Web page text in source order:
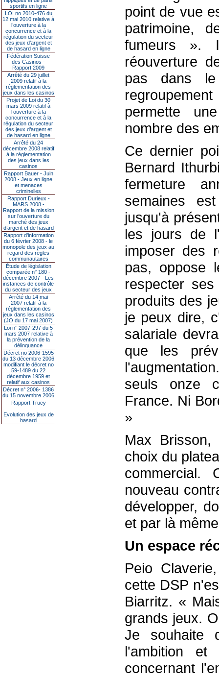
sportifs en ligne
LOI no 2010-476 du
12 mai 2010 relative à
l’ouverture à la
concurrence et à la
régulation du secteur
des jeux d’argent et
de hasard en ligne
Fédération Suisse
des Casinos -
Rapport 2009
Arrêté du 29 juillet
2009 relatif à la
réglementation des
jeux dans les casinos
Projet de Loi du 30
mars 2009 relatif à
l’ouverture à la
concurrence et à la
régulation du secteur
des jeux d’argent et
de hasard en ligne
Arrêté du 24
décembre 2008 relatif
à la réglementation
des jeux dans les
casinos
Rapport Bauer - Juin
2008 - Jeux en ligne
et menaces
criminelles
Rapport Durieux -
MARS 2008 -
Rapport de la mission
sur l’ouverture du
marché des jeux
d’argent et de hasard
Rapport d'information
du 6 février 2008 - le
monopole des jeux au
regard des règles
communautaires
Étude de législation
comparée n° 180 -
décembre 2007 - Les
instances de contrôle
du secteur des jeux
Arrêté du 14 mai
2007 relatif à la
réglementation des
jeux dans les casinos
(JO du 17 mai 2007)
Loi n° 2007-297 du 5
mars 2007 relative à
la prévention de la
délinquance
Décret no 2006-1595
du 13 décembre 2006
modifiant le décret no
59-1489 du 22
décembre 1959 et
relatif aux casinos
Décret n° 2006- 1386
du 15 novembre 2006
Rapport Trucy
Evolution des jeux de
hasard
point de vue
patrimoine,
fumeurs ».
réouverture
pas dans
permette
nombre des
Ce dernier
Bernard
fermeture
semaines
jusqu'à
les jours de
imposer des
pas, oppose
respecter
produits des
je peux dire,
salariale
que les
seuls onze
France. Ni
»
Max
choix du
nouveau
développer,
et par là
Un espace
Peio
cette DSP
Biarritz. «
grands jeux.
Je souhaite
l'ambition et
concernant